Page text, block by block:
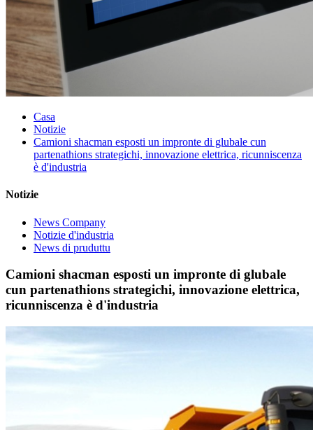
Casa
Notizie
Camioni shacman esposti un impronte di glubale cun
partenathions strategichi, innovazione elettrica, ricunniscenza
è d'industria
Notizie
News Company
Notizie d'industria
News di pruduttu
Camioni shacman esposti un impronte di glubale
cun partenathions strategichi, innovazione elettrica,
ricunniscenza è d'industria